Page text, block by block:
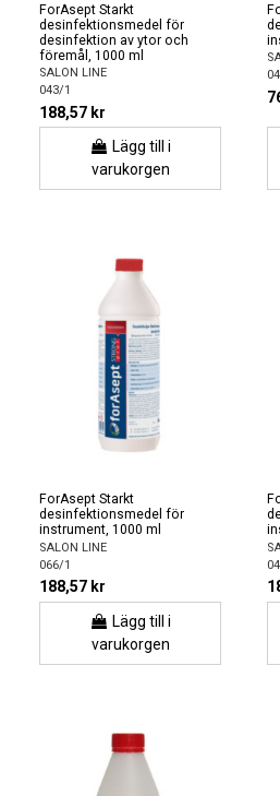
ForAsept Starkt
desinfektionsmedel för
desinfektion av ytor och
föremål, 1000 ml
SALON LINE
043/1
188,57 kr
Lägg till i
varukorgen
ForAsept Starkt
desinfektionsmedel för
instrument, 1000 ml
SALON LINE
066/1
188,57 kr
Lägg till i
varukorgen